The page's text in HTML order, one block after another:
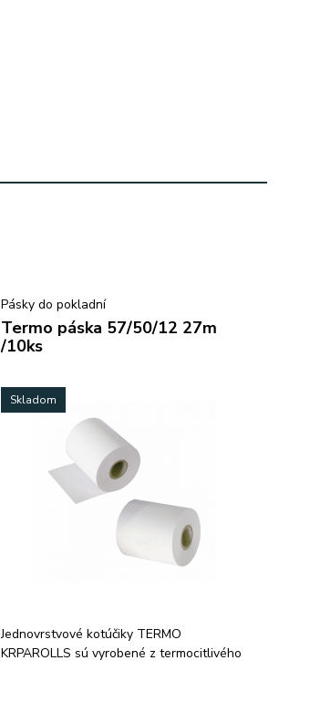
Pásky do pokladní
Termo páska 57/50/12 27m
/10ks
Skladom
Jednovrstvové kotúčiky TERMO
KRPAROLLS sú vyrobené z termocitlivého